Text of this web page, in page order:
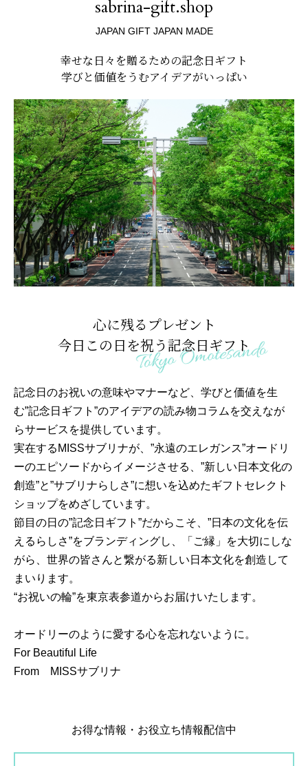
sabrina-gift.shop
JAPAN GIFT JAPAN MADE
幸せな日々を贈るための記念日ギフト
学びと価値をうむアイデアがいっぱい
心に残るプレゼント
今日この日を祝う記念日ギフト
記念日のお祝いの意味やマナーなど、学びと価値を生
む”記念日ギフト”のアイデアの読み物コラムを交えなが
らサービスを提供しています。
実在するMISSサブリナが、”永遠のエレガンス”オードリ
ーのエピソードからイメージさせる、”新しい日本文化の
創造”と”サブリナらしさ”に想いを込めたギフトセレクト
ショップをめざしています。
節目の日の”記念日ギフト”だからこそ、”日本の文化を伝
えるらしさ”をブランディングし、「ご縁」を大切にしな
がら、世界の皆さんと繋がる新しい日本文化を創造して
まいります。
“お祝いの輪”を東京表参道からお届けいたします。
オードリーのように愛する心を忘れないように。
For Beautiful Life
From MISSサブリナ
お得な情報・お役立ち情報配信中